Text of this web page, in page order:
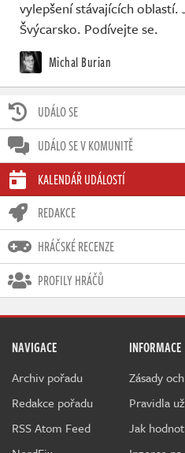
UDÁLO SE
UDÁLO SE V KOMUNITĚ
KALENDÁŘ UDÁLOSTÍ
REDAKCE
HRÁČSKÉ RECENZE
PROFILY HRÁČŮ
vylepšení stávajících oblastí.
Švýcarsko. Podívejte se.
Michal Burian
NAVIGACE
Archiv pořadu
Redakce pořadu
RSS Atom Feed
INFORMACE
Zásady
Pravidla
Jak